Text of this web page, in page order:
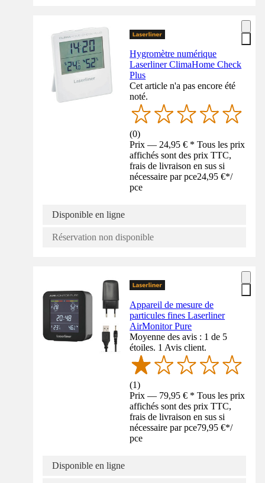
Hygromètre numérique
Laserliner ClimaHome Check
Plus
Cet article n'a pas encore été
noté.
(0)
Prix — 24,95 € * Tous les prix
affichés sont des prix TTC,
frais de livraison en sus si
nécessaire par pce24,95 €*/
pce
Disponible en ligne
Réservation non disponible
Appareil de mesure de
particules fines Laserliner
AirMonitor Pure
Moyenne des avis : 1 de 5
étoiles. 1 Avis client.
(1)
Prix — 79,95 € * Tous les prix
affichés sont des prix TTC,
frais de livraison en sus si
nécessaire par pce79,95 €*/
pce
Disponible en ligne